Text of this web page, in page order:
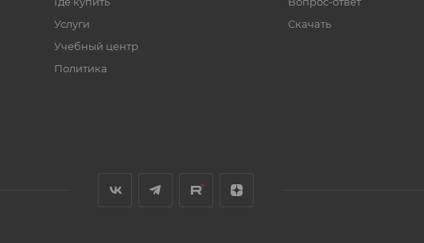
Услуги
Учебный центр
Политика
Скачать